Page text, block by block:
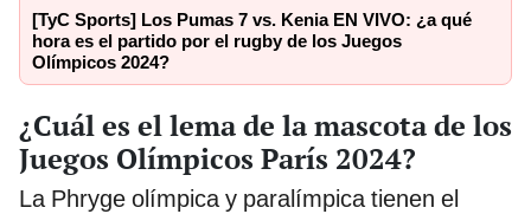
[TyC Sports] Los Pumas 7 vs. Kenia EN VIVO: ¿a qué
hora es el partido por el rugby de los Juegos
Olímpicos 2024?
¿Cuál es el lema de la mascota de los
Juegos Olímpicos París 2024?
La Phryge olímpica y paralímpica tienen el